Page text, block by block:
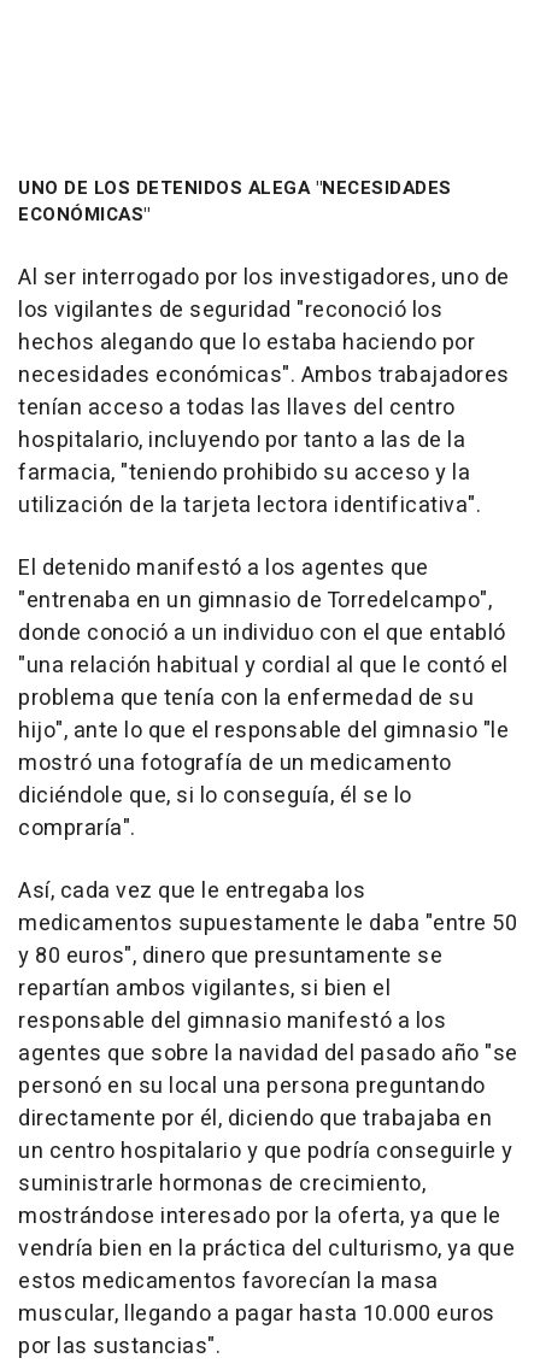
UNO DE LOS DETENIDOS ALEGA "NECESIDADES
ECONÓMICAS"
Al ser interrogado por los investigadores, uno de
los vigilantes de seguridad "reconoció los
hechos alegando que lo estaba haciendo por
necesidades económicas". Ambos trabajadores
tenían acceso a todas las llaves del centro
hospitalario, incluyendo por tanto a las de la
farmacia, "teniendo prohibido su acceso y la
utilización de la tarjeta lectora identificativa".
El detenido manifestó a los agentes que
"entrenaba en un gimnasio de Torredelcampo",
donde conoció a un individuo con el que entabló
"una relación habitual y cordial al que le contó el
problema que tenía con la enfermedad de su
hijo", ante lo que el responsable del gimnasio "le
mostró una fotografía de un medicamento
diciéndole que, si lo conseguía, él se lo
compraría".
Así, cada vez que le entregaba los
medicamentos supuestamente le daba "entre 50
y 80 euros", dinero que presuntamente se
repartían ambos vigilantes, si bien el
responsable del gimnasio manifestó a los
agentes que sobre la navidad del pasado año "se
personó en su local una persona preguntando
directamente por él, diciendo que trabajaba en
un centro hospitalario y que podría conseguirle y
suministrarle hormonas de crecimiento,
mostrándose interesado por la oferta, ya que le
vendría bien en la práctica del culturismo, ya que
estos medicamentos favorecían la masa
muscular, llegando a pagar hasta 10.000 euros
por las sustancias".